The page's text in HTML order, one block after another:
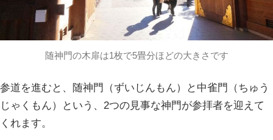
随神門の木扉は1枚で5畳分ほどの大きさです
参道を進むと、随神門（ずいじんもん）と中雀門（ちゅう
じゃくもん）という、2つの見事な神門が参拝者を迎えて
くれます。